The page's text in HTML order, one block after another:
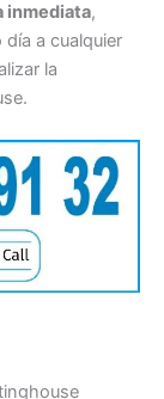
inmediata,
a cualquier
la